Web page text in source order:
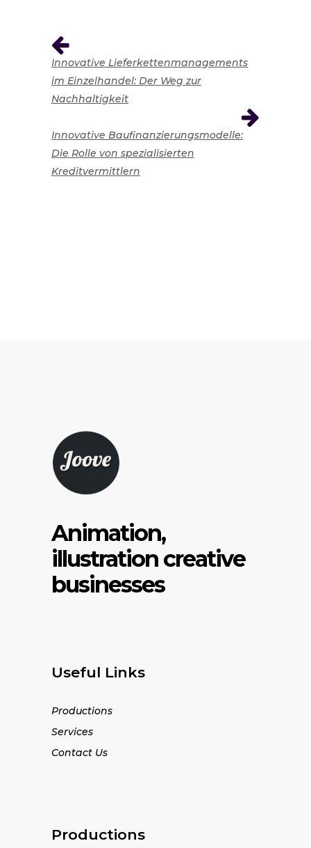
Innovative Lieferkettenmanagements
im Einzelhandel: Der Weg zur
Nachhaltigkeit
Innovative Baufinanzierungsmodelle:
Die Rolle von spezialisierten
Kreditvermittlern
Animation,
illustration creative
businesses
Useful Links
Productions
Services
Contact Us
Productions